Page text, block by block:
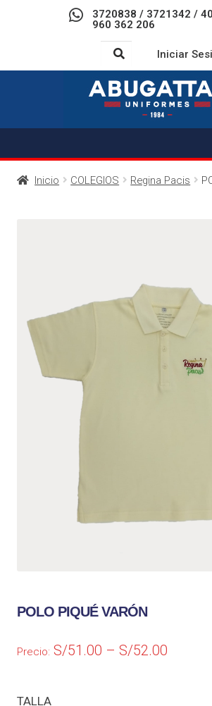
3720838 / 3721342 /
960 362 206
Iniciar
Inicio COLEGIOS Regina Pacis
POLO PIQUÉ VARÓN
Precio: S/51.00 –S/52.00
TALLA